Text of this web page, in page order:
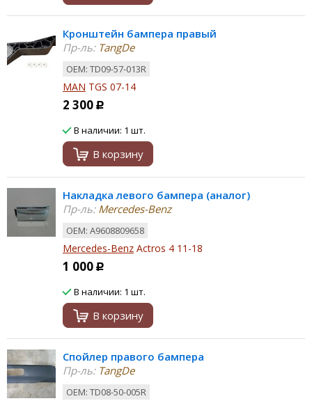
Кронштейн бампера правый
Пр-ль:TangDe
ОЕМ: TD09-57-013R
MAN TGS 07-14
2 300 Р
В наличии: 1 шт.
В корзину
Накладка левого бампера (аналог)
Пр-ль:Mercedes-Benz
ОЕМ: A9608809658
Mercedes-Benz Actros 4 11-18
1 000 Р
В наличии: 1 шт.
В корзину
Спойлер правого бампера
Пр-ль:TangDe
ОЕМ: TD08-50-005R